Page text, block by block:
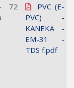
72
PVC (E-
PVC) -
KANEKA -
EM-31 -
TDS f.pdf